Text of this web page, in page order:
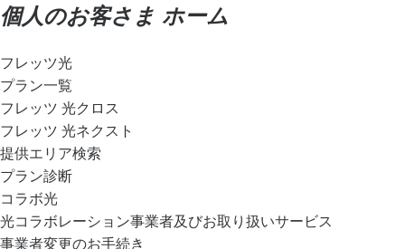
個人のお客さま ホーム
フレッツ光
プラン一覧
フレッツ 光クロス
フレッツ 光ネクスト
提供エリア検索
プラン診断
コラボ光
光コラボレーション事業者及びお取り扱いサービス
事業者変更のお手続き